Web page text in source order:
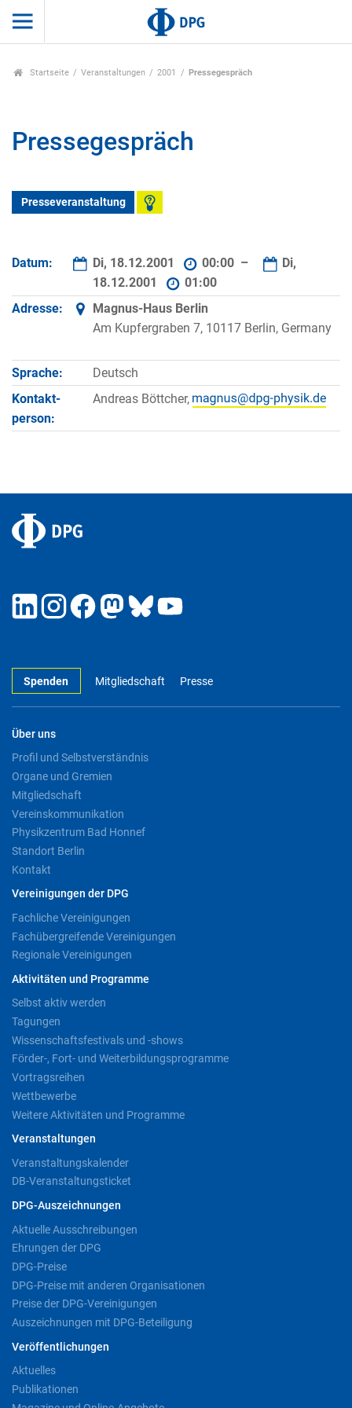
Startseite Veranstaltungen 2001 Pressegespräch
Pressegespräch
Presseveranstaltung
Datum: Di, 18.12.2001 00:00 –
Di,
18.12.2001
01:00
Adresse:
Magnus-Haus Berlin
Am Kupfergraben 7, 10117 Berlin, Germany
Sprache:
Deutsch
Kontakt­
person:
Andreas Böttcher,
Spenden Mitgliedschaft Presse
Über uns
Profil und Selbstverständnis
Organe und Gremien
Mitgliedschaft
Vereinskommunikation
Physikzentrum Bad Honnef
Standort Berlin
Kontakt
Vereinigungen der DPG
Fachliche Vereinigungen
Fachübergreifende Vereinigungen
Regionale Vereinigungen
Aktivitäten und Programme
Selbst aktiv werden
Tagungen
Wissenschaftsfestivals und -shows
Förder-, Fort- und Weiterbildungsprogramme
Vortragsreihen
Wettbewerbe
Weitere Aktivitäten und Programme
Veranstaltungen
Veranstaltungskalender
DB-Veranstaltungsticket
DPG-Auszeichnungen
Aktuelle Ausschreibungen
Ehrungen der DPG
DPG-Preise
DPG-Preise mit anderen Organisationen
Preise der DPG-Vereinigungen
Auszeichnungen mit DPG-Beteiligung
Veröffentlichungen
Aktuelles
Publikationen